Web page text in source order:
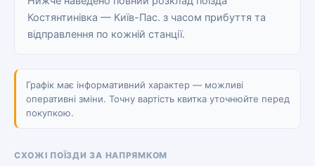
Костянтинівка — Київ-Пас. з часом прибуття та
відправлення по кожній станції.
Графік має інформативний характер — можливі
оперативні зміни. Точну вартість квитка уточнюйте перед
покупкою.
СХОЖІ ПОЇЗДИ ЗА НАПРЯМКОМ